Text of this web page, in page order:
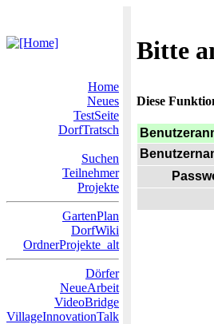
Bitte
Home
Neues
TestSeite
DorfTratsch
Suchen
Teilnehmer
Projekte
GartenPlan
DorfWiki
OrdnerProjekte_alt
Dörfer
NeueArbeit
VideoBridge
VillageInnovationTalk
Diese